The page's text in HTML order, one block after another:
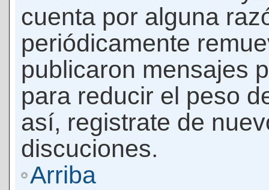
cuenta por alguna
periódicamente
publicaron mensajes
para reducir el peso
así, registrate de
discuciones.
Arriba